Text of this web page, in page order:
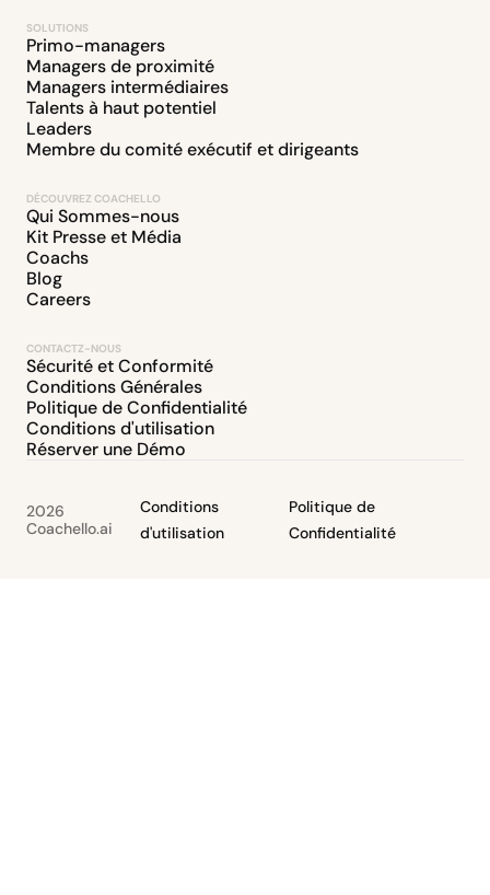
SOLUTIONS
Primo-managers
Managers de proximité
Managers intermédiaires
Talents à haut potentiel
Leaders
Membre du comité exécutif et dirigeants
DÉCOUVREZ COACHELLO
Qui Sommes-nous
Kit Presse et Média
Coachs
Blog
Careers
CONTACTZ-NOUS
Sécurité et Conformité
Conditions Générales
Politique de Confidentialité
Conditions d'utilisation
Réserver une Démo
2026
Coachello.ai
Conditions
d'utilisation
Politique de
Confidentialité